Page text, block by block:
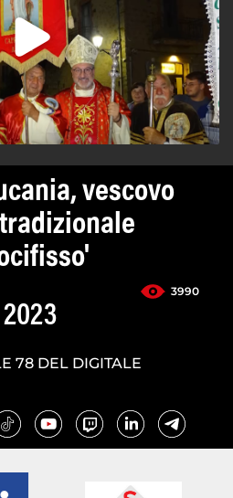
vescovo
3990
78 DEL DIGITALE